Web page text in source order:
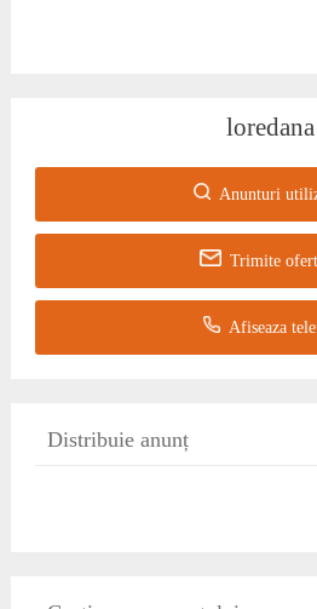
loredana
Anunturi
Trimite
Afiseaza
Distribuie anunț